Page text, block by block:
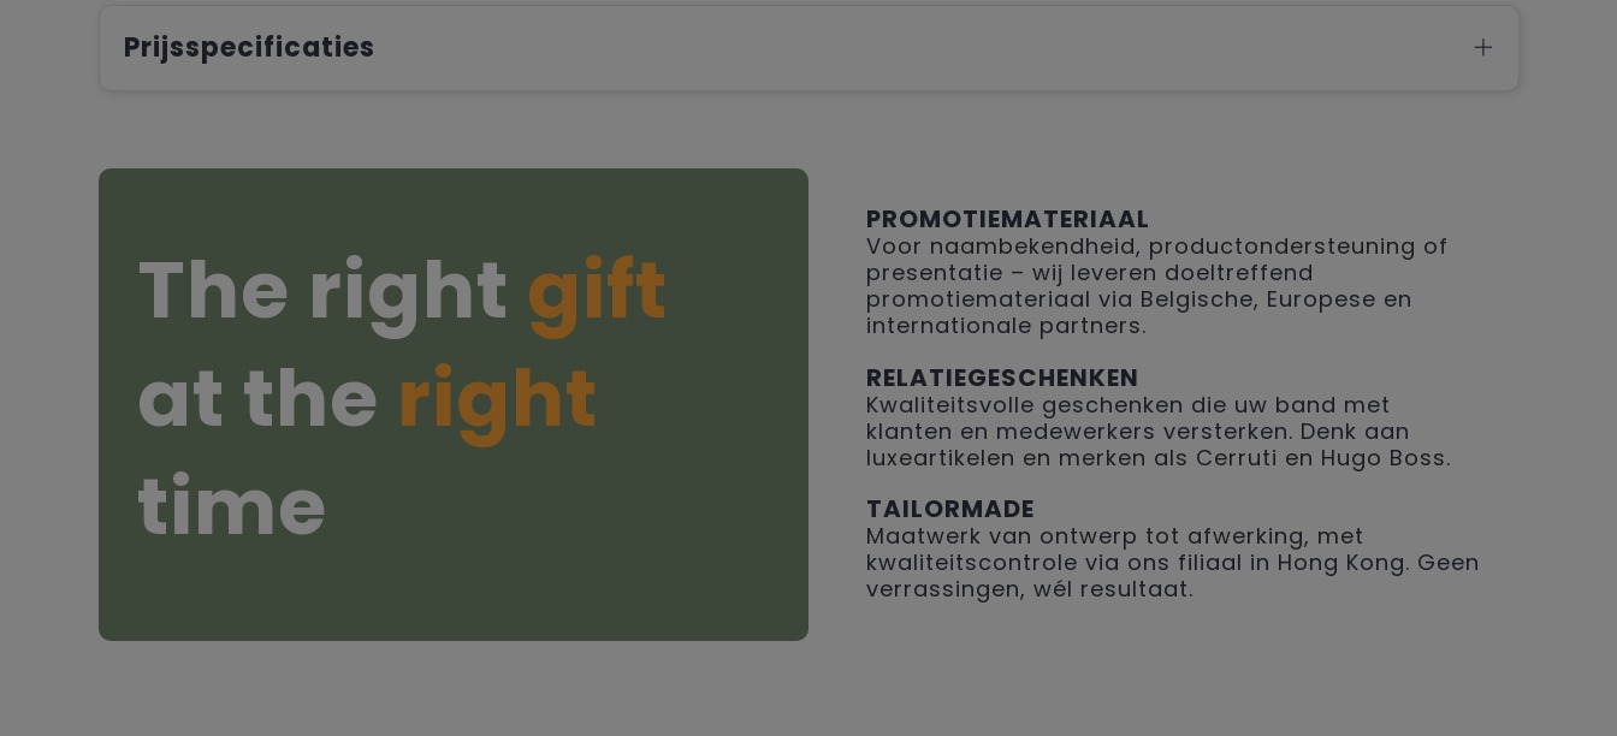
Prijsspecificaties
The right gift
at the right
time
PROMOTIEMATERIAAL
Voor naambekendheid, productondersteuning of
presentatie – wij leveren doeltreffend
promotiemateriaal via Belgische, Europese en
internationale partners.
RELATIEGESCHENKEN
Kwaliteitsvolle geschenken die uw band met
klanten en medewerkers versterken. Denk aan
luxeartikelen en merken als Cerruti en Hugo Boss.
TAILORMADE
Maatwerk van ontwerp tot afwerking, met
kwaliteitscontrole via ons filiaal in Hong Kong. Geen
verrassingen, wél resultaat.